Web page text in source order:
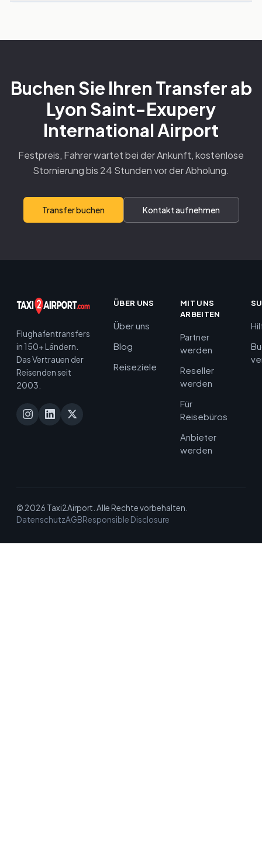
Buchen Sie Ihren Transfer ab
Lyon Saint-Exupery
International Airport
Festpreis, Fahrer wartet bei der Ankunft, kostenlose
Stornierung bis 24 Stunden vor der Abholung.
Transfer buchen Kontakt aufnehmen
Flughafentransfers
in 150+ Ländern.
Das Vertrauen der
Reisenden seit
2003.
ÜBER UNS
Über uns
Blog
Reiseziele
MIT UNS
ARBEITEN
Partner
werden
Reseller
werden
Für
Reisebüros
Anbieter
werden
© 2026 Taxi2Airport. Alle Rechte vorbehalten.
DatenschutzAGBResponsible Disclosure